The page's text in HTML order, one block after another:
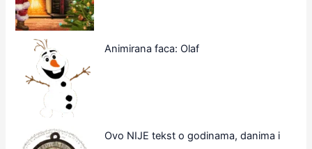
Animirana faca: Olaf
Ovo NIJE tekst o godinama, danima i